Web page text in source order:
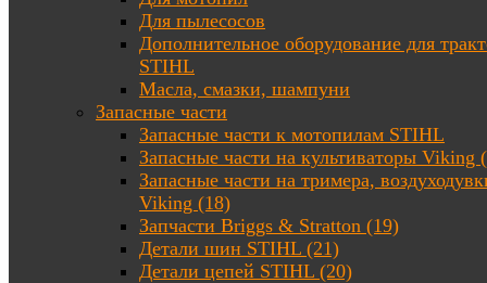
Для пылесосов
Дополнительное оборудование для
STIHL
Масла, смазки, шампуни
Запасные части
Запасные части к мотопилам STIHL
Запасные части на культиваторы Viking
Запасные части на тримера,
Viking (18)
Запчасти Briggs & Stratton (19)
Детали шин STIHL (21)
Детали цепей STIHL (20)